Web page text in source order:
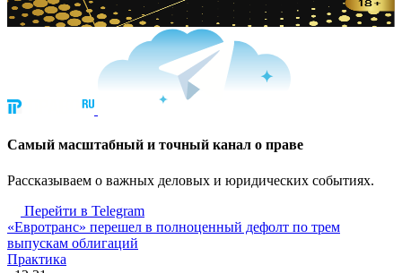
Cамый масштабный и точный канал о праве
Рассказываем о важных деловых и юридических событиях.
Перейти в Telegram
«Евротранс» перешел в полноценный дефолт по трем
выпускам облигаций
Практика